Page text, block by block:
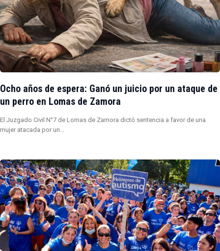
Ocho años de espera: Ganó un juicio por un ataque de
un perro en Lomas de Zamora
El Juzgado Civil N°7 de Lomas de Zamora dictó sentencia a favor de una
mujer atacada por un…